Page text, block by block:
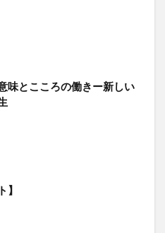
味とこころの働きー新しい